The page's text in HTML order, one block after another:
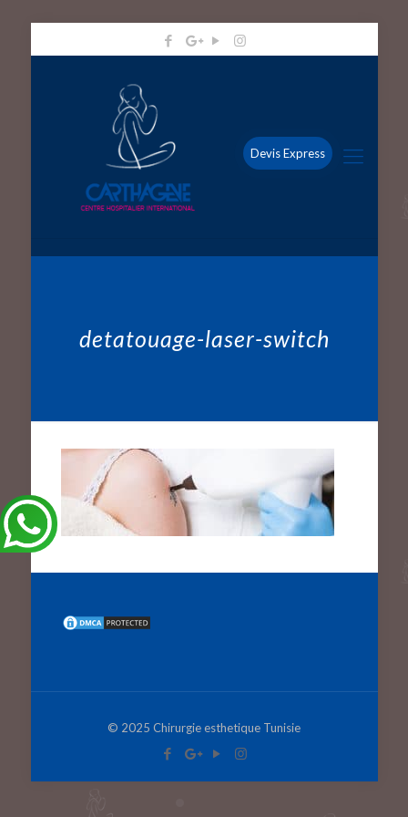
Devis Express
detatouage-laser-switch
© 2025 Chirurgie esthetique Tunisie